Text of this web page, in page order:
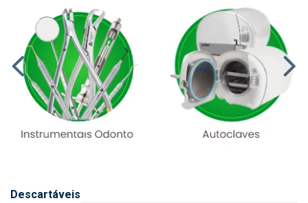
Descartáveis